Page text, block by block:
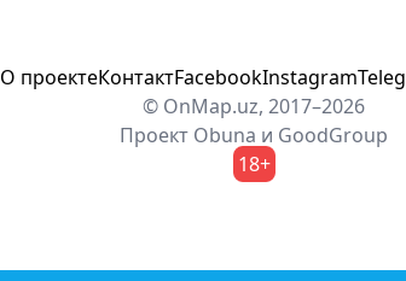
О проектеКонтактFacebookInstagram
© OnMap.uz, 2017–2026
Проект Obuna и GoodGroup
18+